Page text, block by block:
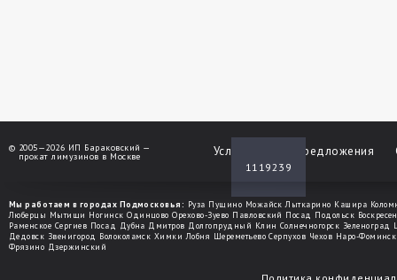
Услуги Спецпредложения
1119239
© 2005—2026 ИП Бараковский —
прокат лимузинов в Москве
Мы работаем в городах Подмосковья: Руза Пущино Можайск Лыткарино Кашира
Люберцы Мытищи Ногинск Одинцово Орехово-Зуево Павловский Посад Подольск
Раменское Сергиев Посад Дубна Дмитров Долгопрудный Клин Солнечногорск Зеленоград
Дедовск Звенигород Волоколамск Химки Лобня Шереметьево Серпухов Чехов Наро-Фоминск
Фрязино Дзержинский